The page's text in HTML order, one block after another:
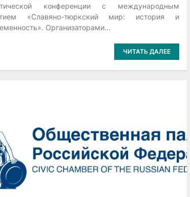
конференции с международным
«Славяно-тюркский мир: история и
Организаторами...
ЧИТАТЬ ДАЛЕЕ